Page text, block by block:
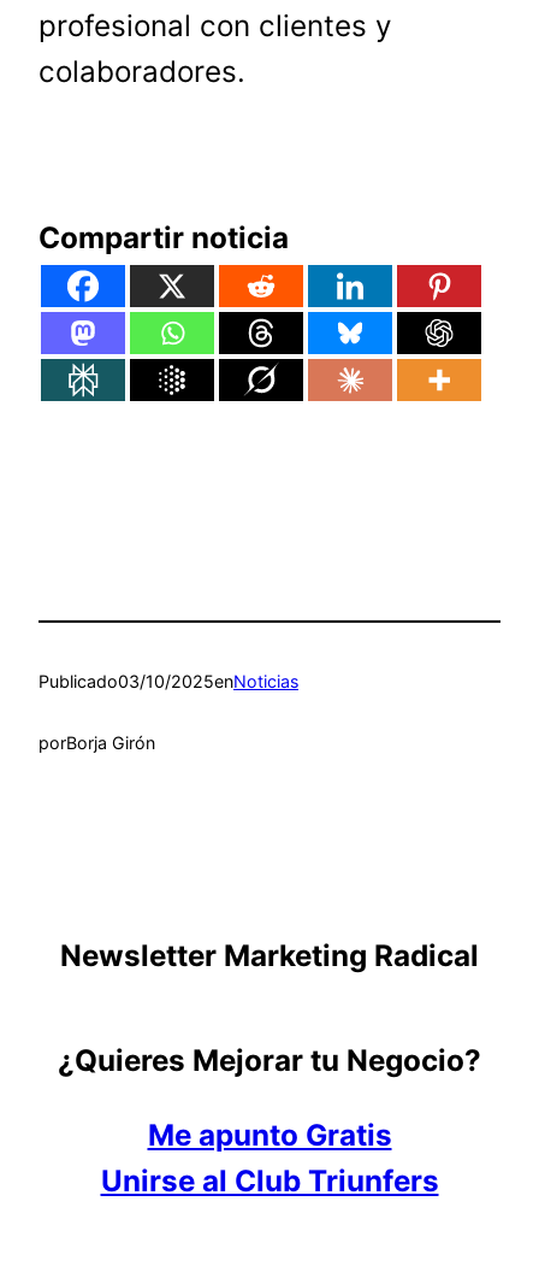
profesional con clientes y
colaboradores.
Compartir noticia
Publicado03/10/2025enNoticias
porBorja Girón
Newsletter Marketing Radical
¿Quieres Mejorar tu Negocio?
Me apunto Gratis
Unirse al Club Triunfers